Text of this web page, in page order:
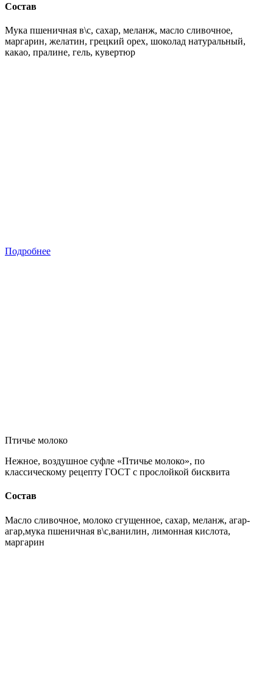
Состав
Мука пшеничная в\с, сахар, меланж, масло сливочное,
маргарин, желатин, грецкий орех, шоколад натуральный,
какао, пралине, гель, кувертюр
Подробнее
Птичье молоко
Нежное, воздушное суфле «Птичье молоко», по
классическому рецепту ГОСТ с прослойкой бисквита
Состав
Масло сливочное, молоко сгущенное, сахар, меланж, агар-
агар,мука пшеничная в\с,ванилин, лимонная кислота,
маргарин